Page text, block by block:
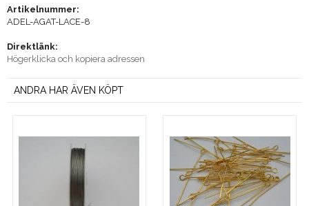
Artikelnummer:
ADEL-AGAT-LACE-8
Direktlänk:
Högerklicka och kopiera adressen
ANDRA HAR ÄVEN KÖPT